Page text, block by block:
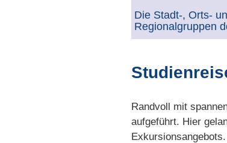
Die Stadt-, Orts-
Regionalgruppen
Randvoll mit
aufgeführt. Hier
Exkursionsangebots.